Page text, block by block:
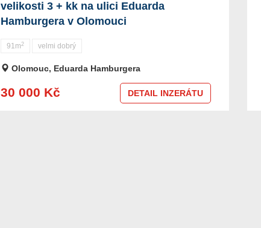
velikosti 3 + kk na ulici Eduarda
Hamburgera v Olomouci
91m 2 velmi dobrý
Olomouc, Eduarda Hamburgera
30 000 Kč DETAIL INZERÁTU